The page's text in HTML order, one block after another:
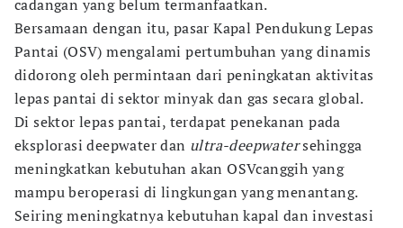
cadangan yang belum termanfaatkan.
Bersamaan dengan itu, pasar Kapal Pendukung Lepas
Pantai (OSV) mengalami pertumbuhan yang dinamis
didorong oleh permintaan dari peningkatan aktivitas
lepas pantai di sektor minyak dan gas secara global.
Di sektor lepas pantai, terdapat penekanan pada
eksplorasi deepwater dan ultra-deepwatersehingga
meningkatkan kebutuhan akan OSVcanggih yang
mampu beroperasi di lingkungan yang menantang.
Seiring meningkatnya kebutuhan kapal dan investasi